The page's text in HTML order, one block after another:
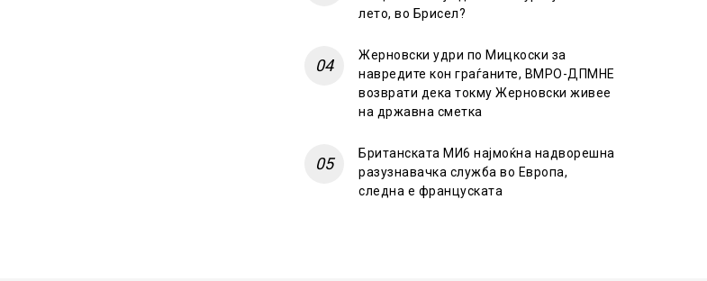
лето, во Брисел?
Жерновски удри по Мицкоски за
навредите кон граѓаните, ВМРО-ДПМНЕ
возврати дека токму Жерновски живее
на државна сметка
Британската МИ6 најмоќна надворешна
разузнавачка служба во Европа,
следна е француската